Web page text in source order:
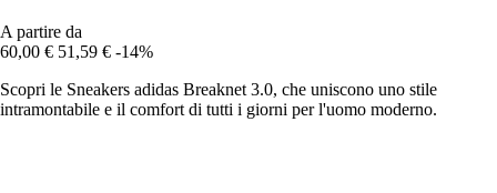
A partire da
60,00 € 51,59 € -14%
Scopri le Sneakers adidas Breaknet 3.0, che uniscono uno stile
intramontabile e il comfort di tutti i giorni per l'uomo moderno.